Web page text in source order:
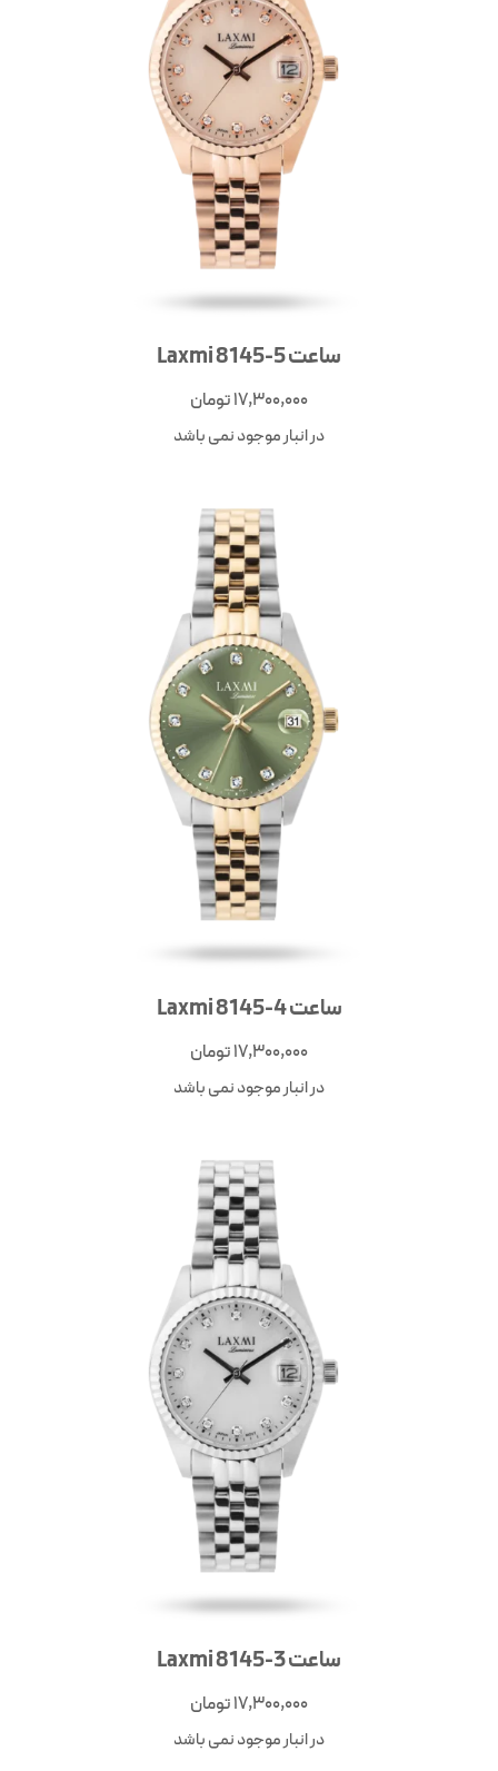
ساعت Laxmi 8145-5
17,300,000تومان
در انبار موجود نمی باشد
ساعت Laxmi 8145-4
17,300,000تومان
در انبار موجود نمی باشد
ساعت Laxmi 8145-3
17,300,000تومان
در انبار موجود نمی باشد